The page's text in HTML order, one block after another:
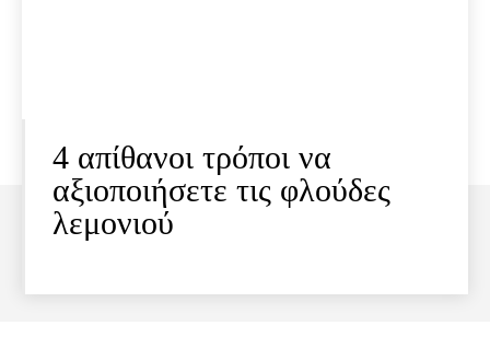
4 απίθανοι τρόποι να
αξιοποιήσετε τις φλούδες
λεμονιού